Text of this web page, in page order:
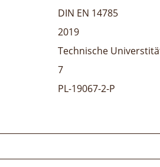
DIN EN 14785
2019
Technische
7
PL-19067-2-P